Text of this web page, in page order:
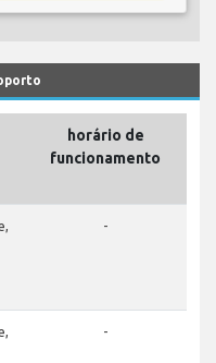
horário de
funcionamento
-
-